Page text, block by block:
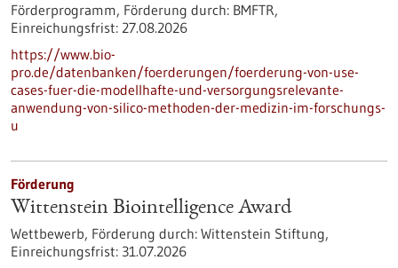
Förderprogramm, Förderung durch: BMFTR,
Einreichungsfrist: 27.08.2026
https://www.bio-
pro.de/datenbanken/foerderungen/foerderung-von-use-
cases-fuer-die-modellhafte-und-versorgungsrelevante-
anwendung-von-silico-methoden-der-medizin-im-forschungs-
u
Förderung
Wittenstein Biointelligence Award
Wettbewerb, Förderung durch: Wittenstein Stiftung,
Einreichungsfrist: 31.07.2026